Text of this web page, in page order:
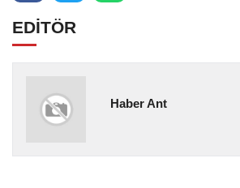
EDİTÖR
Haber Ant